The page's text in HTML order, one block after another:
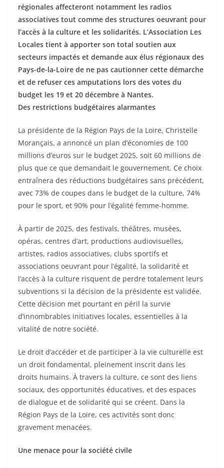
régionales affecteront notamment les radios
associatives tout comme des structures oeuvrant pour
l’accès à la culture et les solidarités. L’Association Les
Locales tient à apporter son total soutien aux
secteurs impactés et demande aux élus régionaux des
Pays-de-la-Loire de ne pas cautionner cette démarche
et de refuser ces amputations lors des votes du
budget les 19 et 20 décembre à Nantes.
Des restrictions budgétaires alarmantes
La présidente de la Région Pays de la Loire, Christelle
Morançais, a annoncé un plan d’économies de 100
millions d’euros sur le budget 2025, soit 60 millions de
plus que ce que demandait le gouvernement. Ce choix
entraînera des réductions budgétaires sans précédent,
avec 73% de coupes dans le budget de la culture, 74%
pour le sport, et 90% pour l’égalité femme-homme.
À partir de 2025, des festivals, théâtres, musées,
opéras, centres d’art, productions audiovisuelles,
artistes, radios associatives, clubs sportifs et
associations oeuvrant pour l’égalité, la solidarité et
l’accès à la culture risquent de perdre totalement leurs
subventions si la décision de la présidente est validée.
Cette décision met pourtant en péril la survie
d’innombrables initiatives locales, essentielles à la
vitalité de notre société.
Le droit d’accéder et de participer à la vie culturelle est
un droit fondamental, pleinement inscrit dans les
droits humains. À travers la culture, ce sont des liens
sociaux, des opportunités éducatives, et des espaces
de dialogue et de solidarité qui se créent. Dans la
Région Pays de la Loire, ces activités sont donc
gravement menacées.
Une menace pour la société civile